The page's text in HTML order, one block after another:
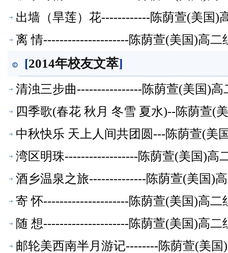
出墙（旱莲）花------------陈荫萱(美国)
离 情---------------------陈荫萱(美国)高二
[2014年校友文萃]
清浊三步曲----------------陈荫萱(美国)高
四季歌(春花 秋月 冬雪 夏水)--陈荫萱(
中秋快乐 天上人间共团圆---陈荫萱(美
湾区明珠------------------陈荫萱(美国)高
酒乡温泉之旅--------------陈荫萱(美国)
寄 怀---------------------陈荫萱(美国)高二
随 想---------------------陈荫萱(美国)高二
邮轮美西南半月游记--------陈荫萱(美